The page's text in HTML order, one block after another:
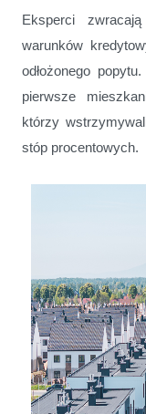
Eksperci
warunków
odłożonego
pierwsze
którzy
stóp procentowych.